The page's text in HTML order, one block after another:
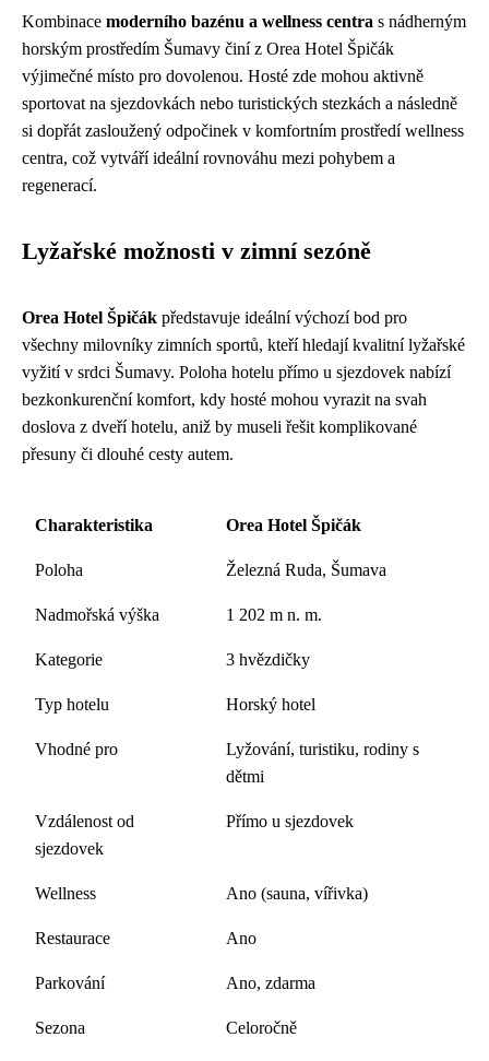
Kombinace moderního bazénu a wellness centra s nádherným
horským prostředím Šumavy činí z Orea Hotel Špičák
výjimečné místo pro dovolenou. Hosté zde mohou aktivně
sportovat na sjezdovkách nebo turistických stezkách a následně
si dopřát zasloužený odpočinek v komfortním prostředí wellness
centra, což vytváří ideální rovnováhu mezi pohybem a
regenerací.
Lyžařské možnosti v zimní sezóně
Orea Hotel Špičák představuje ideální výchozí bod pro
všechny milovníky zimních sportů, kteří hledají kvalitní lyžařské
vyžití v srdci Šumavy. Poloha hotelu přímo u sjezdovek nabízí
bezkonkurenční komfort, kdy hosté mohou vyrazit na svah
doslova z dveří hotelu, aniž by museli řešit komplikované
přesuny či dlouhé cesty autem.
Charakteristika Orea Hotel Špičák
Poloha Železná Ruda, Šumava
Nadmořská výška 1 202 m n. m.
Kategorie 3 hvězdičky
Typ hotelu Horský hotel
Vhodné pro
Lyžování, turistiku, rodiny s
dětmi
Vzdálenost od
sjezdovek
Přímo u sjezdovek
Wellness Ano (sauna, vířivka)
Restaurace Ano
Parkování Ano, zdarma
Sezona Celoročně